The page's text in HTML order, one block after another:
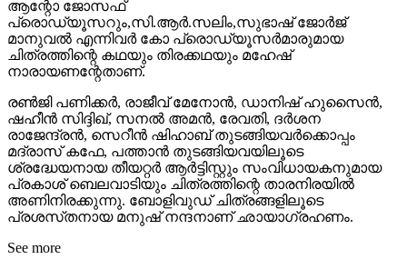
ആന്റോ ജോസഫ്
പ്രൊഡ്യൂസറും,സി.ആര്‍.സലിം,സുഭാഷ് ജോര്‍ജ്
മാനുവല്‍ എന്നിവര്‍ കോ പ്രൊഡ്യൂസർമാരുമായ
ചിത്രത്തിന്റെ കഥയും തിരക്കഥയും മഹേഷ്
നാരായണന്റേതാണ്.
രണ്‍ജി പണിക്കര്‍, രാജീവ് മേനോന്‍, ഡാനിഷ് ഹുസൈന്‍,
ഷഹീന്‍ സിദ്ദിഖ്, സനല്‍ അമന്‍, രേവതി, ദര്‍ശന
രാജേന്ദ്രന്‍, സെറീന്‍ ഷിഹാബ് തുടങ്ങിയവര്‍ക്കൊപ്പം
മദ്രാസ് കഫേ, പത്താന്‍ തുടങ്ങിയവയിലൂടെ
ശ്രദ്ധേയനായ തീയറ്റര്‍ ആര്‍ട്ടിസ്റ്റും സംവിധായകനുമായ
പ്രകാശ് ബെലവാടിയും ചിത്രത്തിന്റെ താരനിരയിൽ
അണിനിരക്കുന്നു. ബോളിവുഡ് ചിത്രങ്ങളിലൂടെ
പ്രശസ്‌തനായ മനുഷ് നന്ദനാണ് ഛായാഗ്രഹണം.
See more